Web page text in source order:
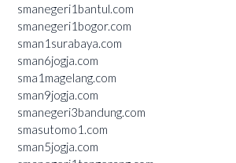
smanegeri1bantul.com
smanegeri1bogor.com
sman1surabaya.com
sman6jogja.com
sma1magelang.com
sman9jogja.com
smanegeri3bandung.com
smasutomo1.com
sman5jogja.com